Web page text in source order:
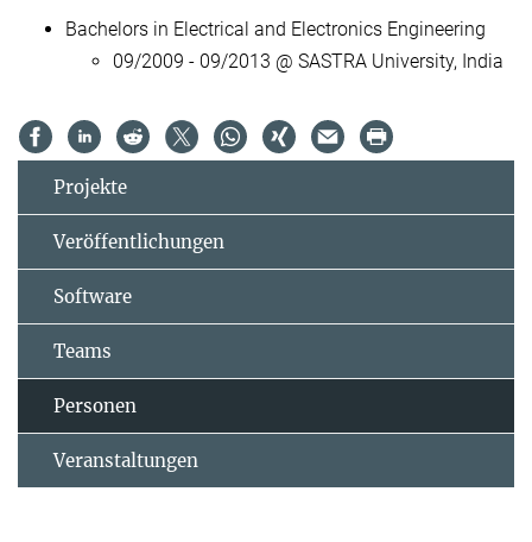
Bachelors in Electrical and Electronics Engineering
09/2009 - 09/2013 @ SASTRA University, India
Projekte
Veröffentlichungen
Software
Teams
Personen
Veranstaltungen